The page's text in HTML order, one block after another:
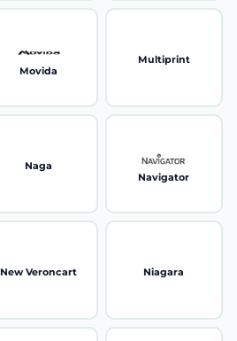
Movida
Multiprint
Naga
Navigator
New Veroncart Niagara